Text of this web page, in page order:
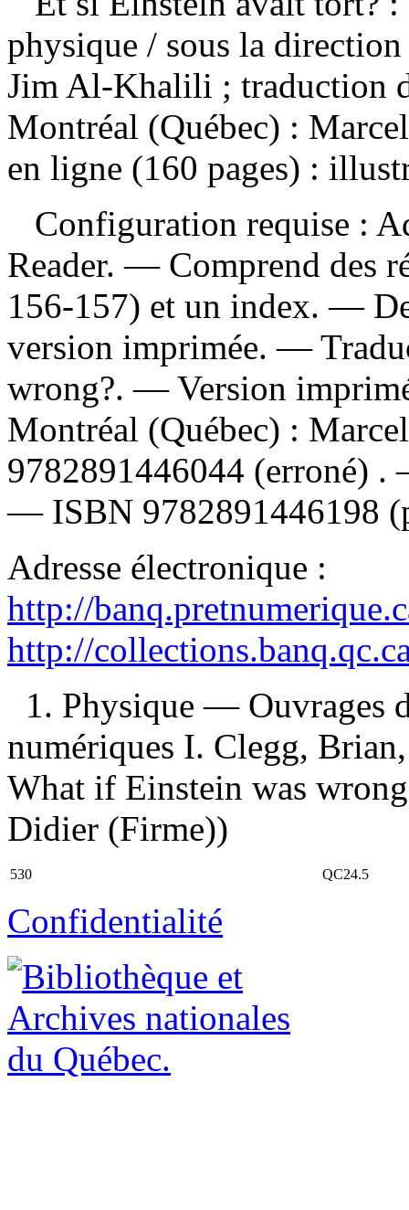
physique / sous la
Jim Al-Khalili ; traduction
Montréal (Québec) :
en ligne (160 pages) :
Configuration requise :
Reader. — Comprend des
156-157) et un index. —
version imprimée. —
wrong?. —Version
Montréal (Québec) :
9782891446044 (erroné)
— ISBN 9782891446198
Adresse électronique :
http://
http://
1. Physique — Ouvrages
numériques I. Clegg,
What if Einstein was
Didier (Firme))
530 QC24.5
Confidentialité